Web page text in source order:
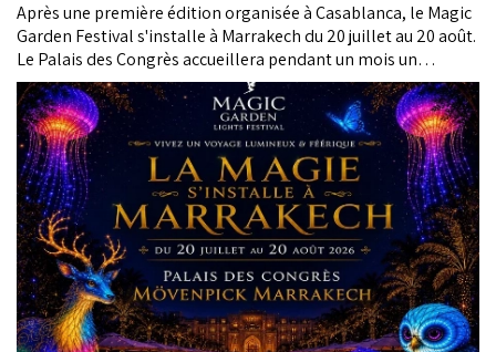
Après une première édition organisée à Casablanca, le Magic
Garden Festival s'installe à Marrakech du 20 juillet au 20 août.
Le Palais des Congrès accueillera pendant un mois un
parcours immersif entièrement couvert, composé de plus de
100 sculptures lumineuses monumentales et d'installations
artistiques destinées à un large public.